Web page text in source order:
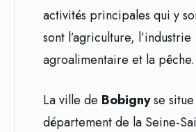
activités principales qui y
sont l’agriculture, l’industrie
agroalimentaire et la pêche.
La ville de Bobignyse situe
département de la Seine-